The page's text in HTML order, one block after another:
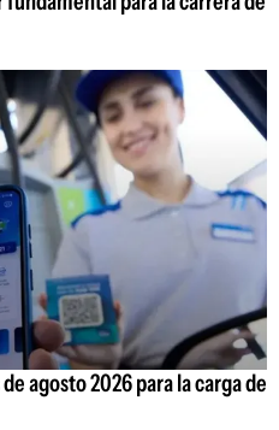
agosto 2026 para la carga de